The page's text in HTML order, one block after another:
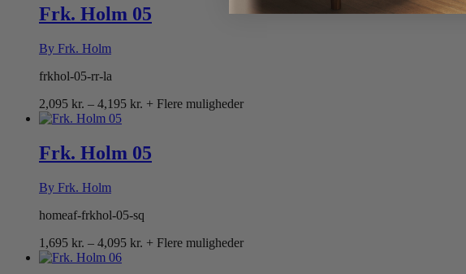
4,095 kr.
Frk. Holm 05
By Frk. Holm
frkhol-05-rr-la
2,095 kr. – 4,195 kr. Prisinterval:
4,195 kr.
+ Flere muligheder
Frk. Holm 05
By Frk. Holm
homeaf-frkhol-05-sq
1,695 kr. – 4,095 kr. Prisinterval:
+ Flere muligheder